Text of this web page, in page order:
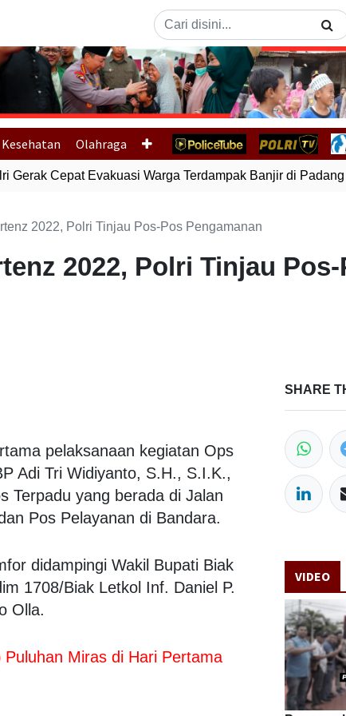
Previous
Kesehatan Olahraga
Gerak Cepat Evakuasi Warga Terdampak Banjir di Padang
2022, Polri Tinjau Pos-Pos Pengamanan
2022, Polri Tinjau Pos-
pelaksanaan kegiatan Ops
Adi Tri Widiyanto, S.H., S.I.K.,
Terpadu yang berada di Jalan
Pos Pelayanan di Bandara.
didampingi Wakil Bupati Biak
1708/Biak Letkol Inf. Daniel P.
Olla.
Miras di Hari Pertama
SHARE
VIDEO